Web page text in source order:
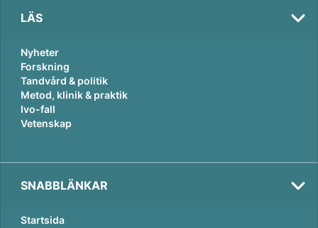
LÄS
Nyheter
Forskning
Tandvård & politik
Metod, klinik & praktik
Ivo-fall
Vetenskap
SNABBLÄNKAR
Startsida